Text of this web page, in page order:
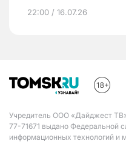
22:00 / 16.07.26
Учредитель ООО «Дайджест
77-71671 выдано Федеральной
информационных технологий и